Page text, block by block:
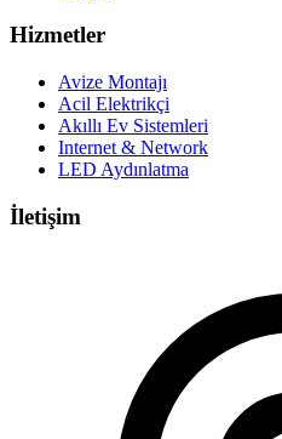
Hizmetler
Avize Montajı
Acil Elektrikçi
Akıllı Ev Sistemleri
Internet & Network
LED Aydınlatma
İletişim